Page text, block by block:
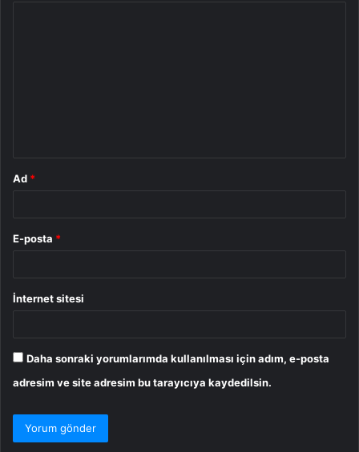
Ad *
E-posta *
İnternet sitesi
Daha sonraki yorumlarımda kullanılması için adım, e-posta
adresim ve site adresim bu tarayıcıya kaydedilsin.